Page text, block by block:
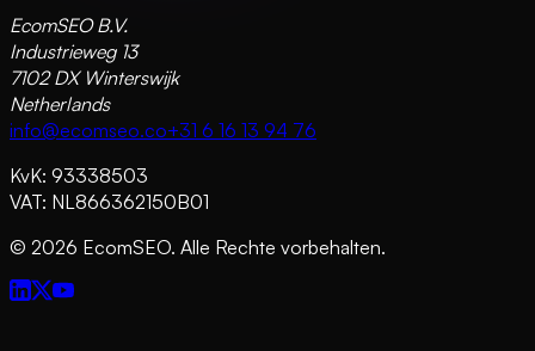
EcomSEO B.V.
Industrieweg 13
7102 DX Winterswijk
Netherlands
info@ecomseo.co+31 6 16 13 94 76
KvK: 93338503
VAT: NL866362150B01
© 2026 EcomSEO. Alle Rechte vorbehalten.